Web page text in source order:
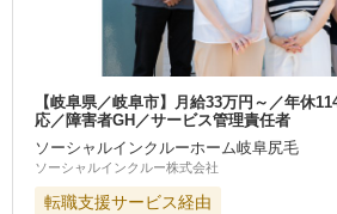
【岐阜県／岐阜市】月給33万円～／年休
応／障害者GH／サービス管理責任者
ソーシャルインクルーホーム岐阜尻毛
ソーシャルインクルー株式会社
転職支援サービス経由